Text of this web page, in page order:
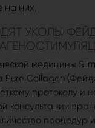
на них.
УКОЛЫ
медицины Slim
Pure Collagen
протоколу и
консультации
процедур